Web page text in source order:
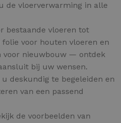
de vloerverwarming in alle
bestaande vloeren tot
voor houten vloeren en
voor nieuwbouw — ontdek
bij uw wensen.
deskundig te begeleiden en
van een passend
de voorbeelden van